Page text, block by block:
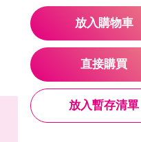
放入購物車
直接購買
放入暫存清單